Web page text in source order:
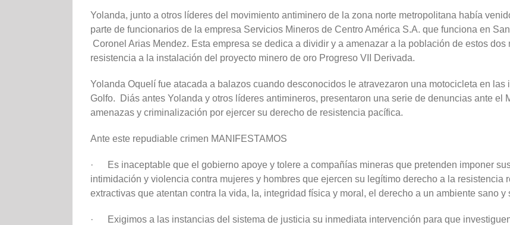
Yolanda, junto a otros líderes del movimiento antiminero de la zona norte metropolitana había
parte de funcionarios de la empresa Servicios Mineros de Centro América S.A. que funciona en
Coronel Arias Mendez. Esta empresa se dedica a dividir y a amenazar a la población de estos
resistencia a la instalación del proyecto minero de oro Progreso VII Derivada.
Yolanda Oquelí fue atacada a balazos cuando desconocidos le atravezaron una motocicleta en
Golfo. Diás antes Yolanda y otros líderes antimineros, presentaron una serie de denuncias ante el
amenazas y criminalización por ejercer su derecho de resistencia pacífica.
Ante este repudiable crimen MANIFESTAMOS
· Es inaceptable que el gobierno apoye y tolere a compañías mineras que pretenden imponer
intimidación y violencia contra mujeres y hombres que ejercen su legítimo derecho a la
extractivas que atentan contra la vida, la, integridad física y moral, el derecho a un ambiente sano
· Exigimos a las instancias del sistema de justicia su inmediata intervención para que